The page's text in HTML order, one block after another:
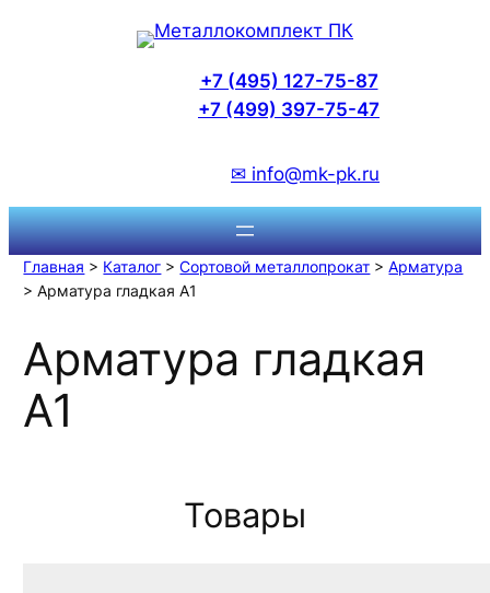
+7 (495) 127-75-87
+7 (499) 397-75-47
✉ info@mk-pk.ru
Главная > Каталог >Сортовой металлопрокат >Арматура
> Арматура гладкая А1
Арматура гладкая
А1
Товары